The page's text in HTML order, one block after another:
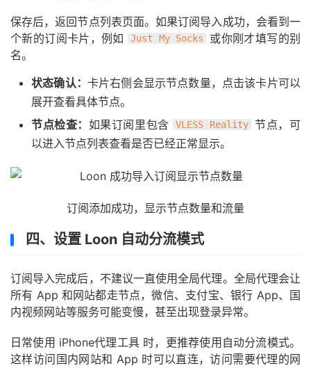
保存后，返回节点列表页面。如果订阅导入成功，会看到一
个新的订阅卡片，例如
Just My Socks
或你刚才填写的别
名。
状态确认： 卡片右侧会显示节点数量，点击该卡片可以
展开查看具体节点。
节点检查： 如果订阅里包含 VLESS Reality 节点，可
以进入节点列表查看是否已经正常显示。
订阅添加成功，显示节点数量和流量
四、设置 Loon 自动分流模式
订阅导入完成后，不建议一直使用全局代理。全局代理会让
所有 App 和网站都走节点，微信、支付宝、银行 App、国
内视频网站等服务可能变慢，甚至出现登录异常。
日常使用 iPhone代理工具 时，更推荐使用自动分流模式。
这样访问国内网站和 App 时可以直连，访问需要代理的网